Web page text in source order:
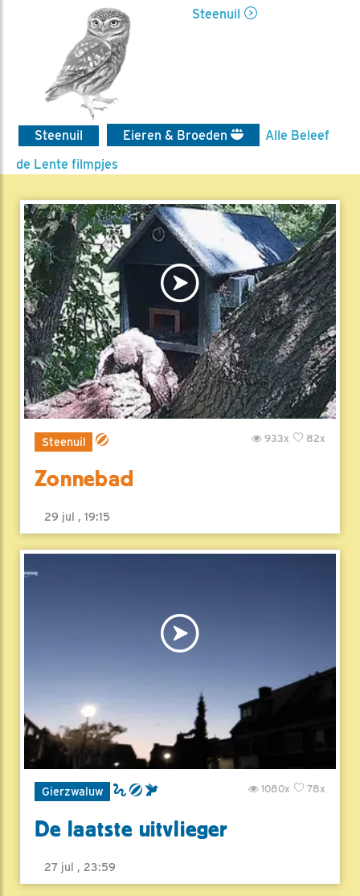
Steenuil
Steenuil Eieren & Broeden
Alle Beleef
de Lente filmpjes
Steenuil 82x
933x
Zonnebad
29 jul , 19:15
Gierzwaluw 78x
1080x
De laatste uitvlieger
27 jul , 23:59